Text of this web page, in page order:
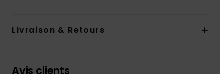
Livraison & Retours
Avis clients